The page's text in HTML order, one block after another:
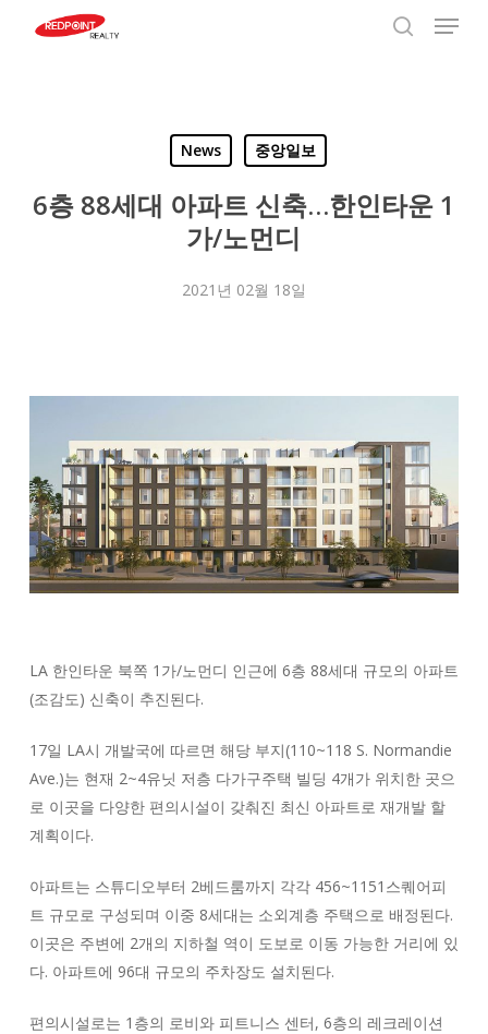
Menu
News 중앙일보
6층 88세대 아파트 신축…한인타운 1
가/노먼디
2021년 02월 18일
LA 한인타운 북쪽 1가/노먼디 인근에 6층 88세대 규모의 아파트
(조감도) 신축이 추진된다.
17일 LA시 개발국에 따르면 해당 부지(110~118 S. Normandie
Ave.)는 현재 2~4유닛 저층 다가구주택 빌딩 4개가 위치한 곳으
로 이곳을 다양한 편의시설이 갖춰진 최신 아파트로 재개발 할
계획이다.
아파트는 스튜디오부터 2베드룸까지 각각 456~1151스퀘어피
트 규모로 구성되며 이중 8세대는 소외계층 주택으로 배정된다.
이곳은 주변에 2개의 지하철 역이 도보로 이동 가능한 거리에 있
다. 아파트에 96대 규모의 주차장도 설치된다.
편의시설로는 1층의 로비와 피트니스 센터, 6층의 레크레이션